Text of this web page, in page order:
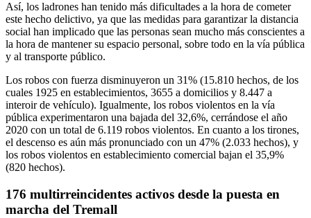
Así, los ladrones han tenido más dificultades a la hora de cometer
este hecho delictivo, ya que las medidas para garantizar la distancia
social han implicado que las personas sean mucho más conscientes a
la hora de mantener su espacio personal, sobre todo en la vía pública
y al transporte público.
Los robos con fuerza disminuyeron un 31% (15.810 hechos, de los
cuales 1925 en establecimientos, 3655 a domicilios y 8.447 a
interoir de vehículo). Igualmente, los robos violentos en la vía
pública experimentaron una bajada del 32,6%, cerrándose el año
2020 con un total de 6.119 robos violentos. En cuanto a los tirones,
el descenso es aún más pronunciado con un 47% (2.033 hechos), y
los robos violentos en establecimiento comercial bajan el 35,9%
(820 hechos).
176 multirreincidentes activos desde la puesta en
marcha del Tremall